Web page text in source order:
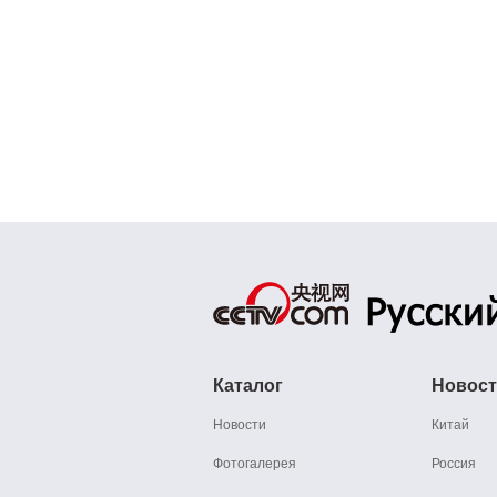
Каталог
Новости
Фотогалерея
Китай
Россия